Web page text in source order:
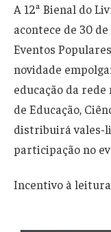
A 12ª Bienal do
acontece de 30
Eventos
novidade
educação da
de Educação,
distribuirá vales-
participação no
Incentivo à